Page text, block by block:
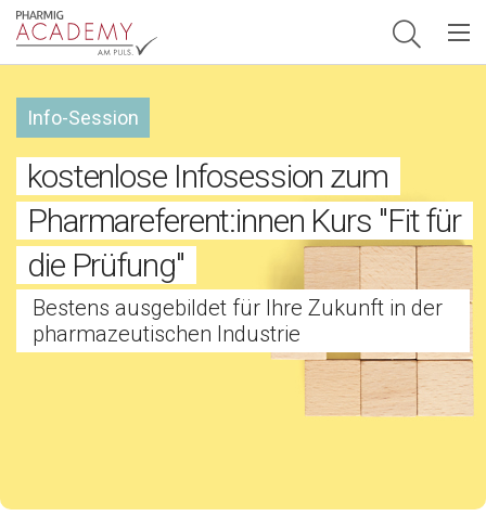
Hauptnavigation
Info-Session
kostenlose Infosession zum
Pharmareferent:innen Kurs "Fit für
die Prüfung"
Bestens ausgebildet für Ihre Zukunft in der
pharmazeutischen Industrie